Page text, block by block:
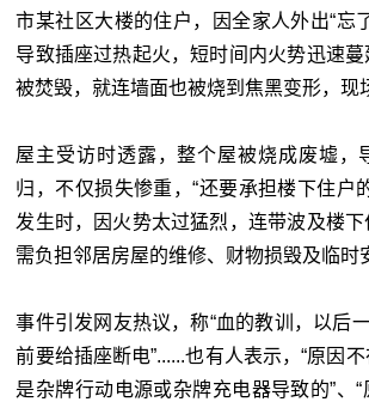
市某社区大楼的住户，因全家人外出“忘
导致插座过热起火，短时间内火势迅速
被焚毁，就连墙面也被烧到焦黑变形，现
屋主受访时透露，整个屋被烧成废墟，
归，不仅损失惨重，“还要承担楼下住户
发生时，因火势太过猛烈，连带波及楼
需负担邻居房屋的维修、财物损毁及临时
事件引发网友热议，称“血的教训，以后一
前要给插座断电”......也有人表示，“原因
是杂牌行动电源或杂牌充电器导致的”、